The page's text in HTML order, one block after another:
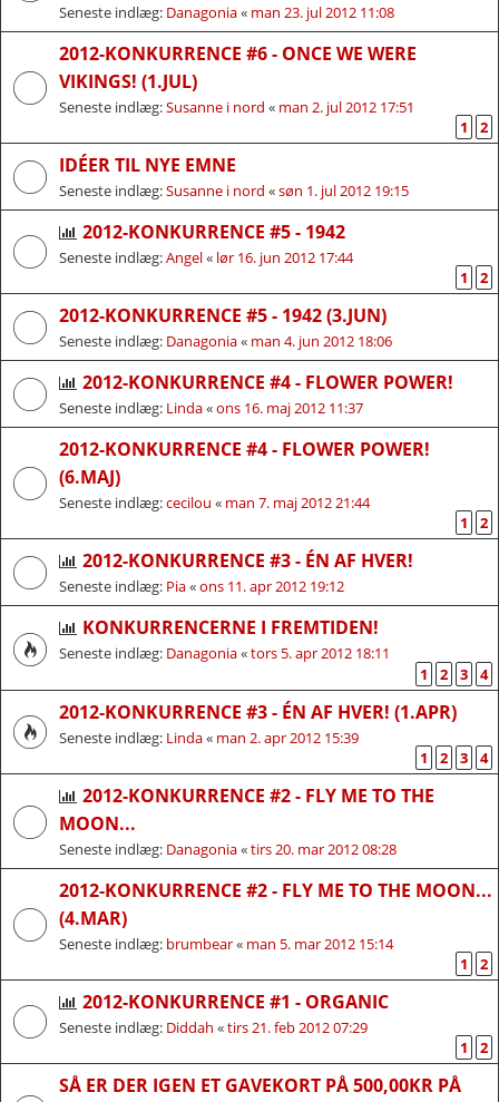
Seneste indlæg: Danagonia« man 23. jul 2012 11:08
2012-KONKURRENCE #6 - ONCE WE WERE
VIKINGS! (1.JUL)
Seneste indlæg:Susanne i nord « man 2. jul 2012 17:51
1
2
IDÉER TIL NYE EMNE
Seneste indlæg:Susanne i nord «søn 1. jul 2012 19:15
2012-KONKURRENCE #5 - 1942
Seneste indlæg:Angel« lør 16. jun 2012 17:44
1
2
2012-KONKURRENCE #5 - 1942 (3.JUN)
Seneste indlæg: Danagonia« man 4. jun 2012 18:06
2012-KONKURRENCE #4 - FLOWER POWER!
Seneste indlæg: Linda«ons 16. maj 2012 11:37
2012-KONKURRENCE #4 - FLOWER POWER!
(6.MAJ)
Seneste indlæg:cecilou « man 7. maj 2012 21:44
1
2
2012-KONKURRENCE #3 - ÉN AF HVER!
Seneste indlæg: Pia«ons 11. apr 2012 19:12
KONKURRENCERNE I FREMTIDEN!
Seneste indlæg: Danagonia«tors 5. apr 2012 18:11
1
2 3 4
2012-KONKURRENCE #3 - ÉN AF HVER! (1.APR)
Seneste indlæg: Linda« man 2. apr 2012 15:39
1
2 3 4
2012-KONKURRENCE #2 - FLY ME TO THE
MOON...
Seneste indlæg: Danagonia«tirs 20. mar 2012 08:28
2012-KONKURRENCE #2 - FLY ME TO THE MOON...
(4.MAR)
Seneste indlæg: brumbear« man 5. mar 2012 15:14
1
2
2012-KONKURRENCE #1 - ORGANIC
Seneste indlæg: Diddah «tirs 21. feb 2012 07:29
1
2
SÅ ER DER IGEN ET GAVEKORT PÅ 500,00KR PÅ